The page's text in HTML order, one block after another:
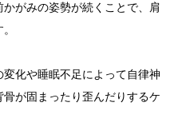
がみの姿勢が続くことで、肩
化や睡眠不足によって自律神
が固まったり歪んだりするケ